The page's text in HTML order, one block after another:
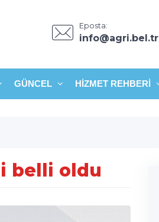
Eposta:
info@agri.bel.tr
GÜNCEL HIZMET REHBERI
belli oldu